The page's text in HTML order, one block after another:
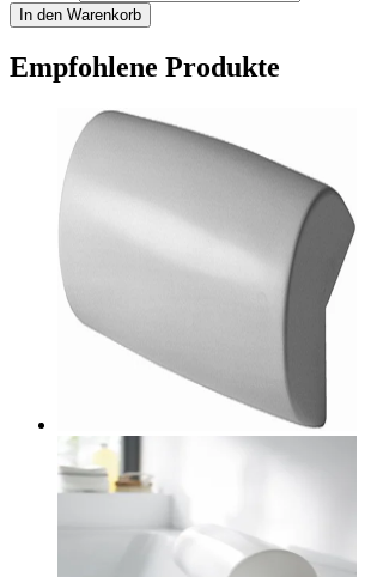
In den Warenkorb
Empfohlene Produkte